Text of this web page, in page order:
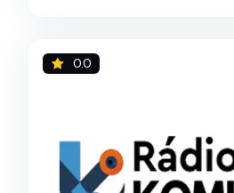
0.0